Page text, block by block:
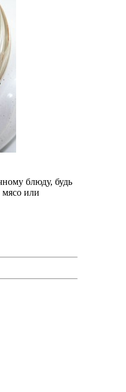
блюду, будь
или